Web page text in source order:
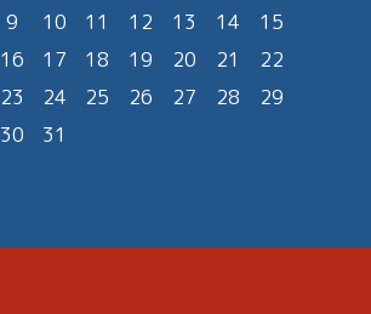
9
10 11 12 13 14
15
16
17 18 19 20 21
22
23
24 25 26 27 28
29
30
31